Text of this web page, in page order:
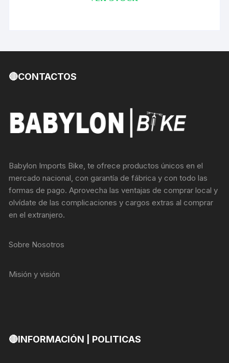
🔴CONTACTOS
Babylon Imports Bike, te ofrece productos únicos en el
mercado nacional, con garantía de fábrica y con todo las
formas de pago. Aprovecha las ventajas de comprar local y
olvídate de las complicaciones y cargos extras al comprar
en el extranjero.
Sobre Nosotros
Misión y visión
🔴INFORMACIÓN | POLITICAS